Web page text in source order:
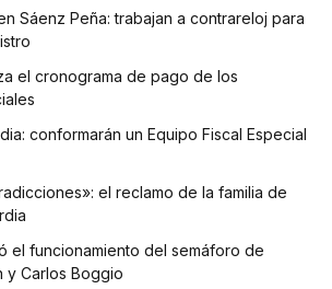
Sáenz Peña: trabajan a contrareloj para
el cronograma de pago de los
conformarán un Equipo Fiscal Especial
el reclamo de la familia de
el funcionamiento del semáforo de
y Carlos Boggio